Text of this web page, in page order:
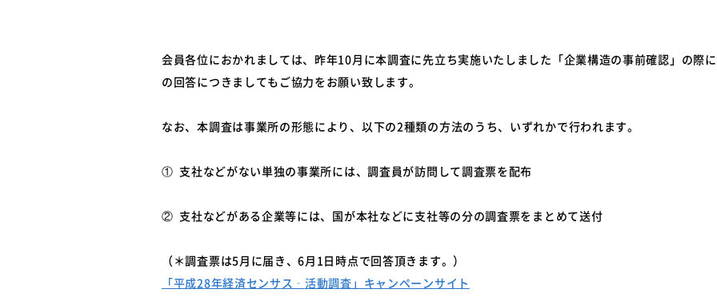
会員各位におかれましては、昨年10月に本調査に先立ち実施いたしました「企業構造の事前確認」の際
の回答につきましてもご協力をお願い致します。
なお、本調査は事業所の形態により、以下の2種類の方法のうち、いずれかで行われます。
① 支社などがない単独の事業所には、調査員が訪問して調査票を配布
② 支社などがある企業等には、国が本社などに支社等の分の調査票をまとめて送付
（＊調査票は5月に届き、6月1日時点で回答頂きます。）
「平成28年経済センサス‐活動調査」キャンペーンサイト